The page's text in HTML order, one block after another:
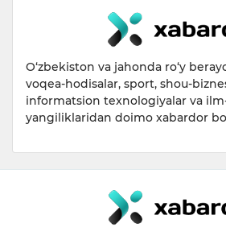
O‘zbekiston va jahonda ro‘y
voqea-hodisalar, sport, shou-
informatsion texnologiyalar va
yangiliklaridan doimo xabardor